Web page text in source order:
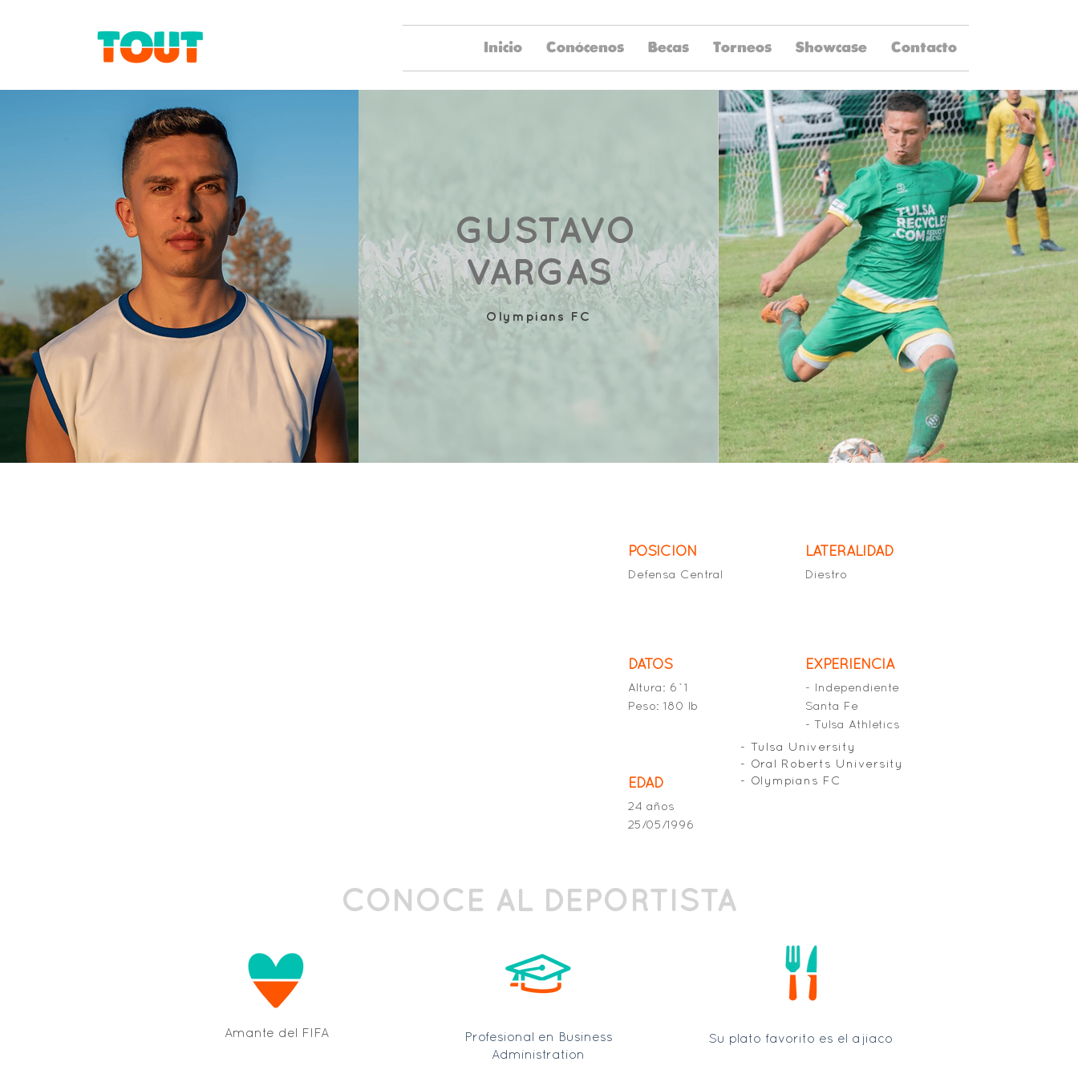
Inicio Conócenos Becas Torneos Showcase Contacto
GUSTAVO
VARGAS
Olympians FC
POSICIÓN
Defensa Central
DATOS
Altura: 6`1
Peso: 180 lb
EDAD
24 años
25/05/1996
LATERALIDAD
Diestro
EXPERIENCIA
- Independiente
Santa Fe
- Tulsa Athletics
- Tulsa University
- Oral Roberts University
- Olympians FC
CONOCE AL DEPORTISTA
Amante del FIFA
Profesional en Business
Administration
Su plato favorito es el ajiaco